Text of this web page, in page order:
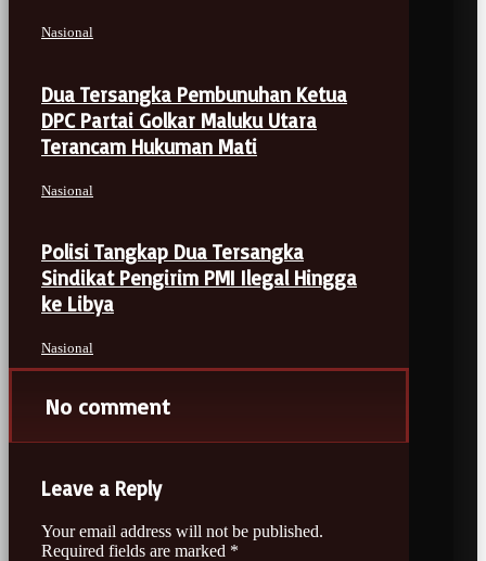
Nasional
Dua Tersangka Pembunuhan Ketua
DPC Partai Golkar Maluku Utara
Terancam Hukuman Mati
Nasional
Polisi Tangkap Dua Tersangka
Sindikat Pengirim PMI Ilegal Hingga
ke Libya
Nasional
No comment
Leave a Reply
Your email address will not be published.
Required fields are marked *